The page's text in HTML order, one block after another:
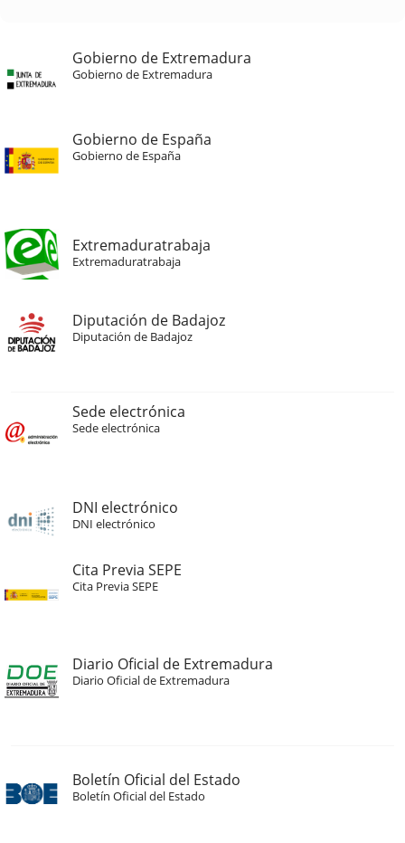
Gobierno de Extremadura
Gobierno de Extremadura
Gobierno de España
Gobierno de España
Extremaduratrabaja
Extremaduratrabaja
Diputación de Badajoz
Diputación de Badajoz
Sede electrónica
Sede electrónica
DNI electrónico
DNI electrónico
Cita Previa SEPE
Cita Previa SEPE
Diario Oficial de Extremadura
Diario Oficial de Extremadura
Boletín Oficial del Estado
Boletín Oficial del Estado